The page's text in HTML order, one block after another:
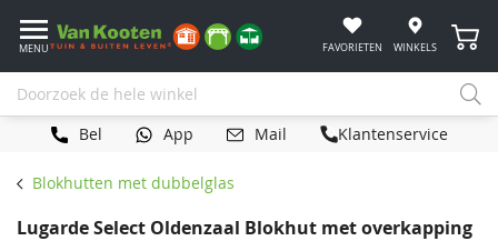
MENU FAVORIETEN WINKELS
Bel App Mail Klantenservice
Blokhutten met dubbelglas
Lugarde Select Oldenzaal Blokhut met overkapping